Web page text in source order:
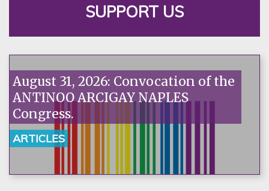
SUPPORT US
August 31, 2026: Convocation of the
ANTINOO ARCIGAY NAPLES
Congress.
ARTICLES